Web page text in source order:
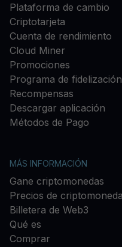
Plataforma de cambio
Criptotarjeta
Cuenta de rendimiento
Cloud Miner
Promociones
Programa de fidelización
Recompensas
Descargar aplicación
Métodos de Pago
MÁS INFORMACIÓN
Gane criptomonedas
Precios de
Billetera de Web3
Qué es
Comprar